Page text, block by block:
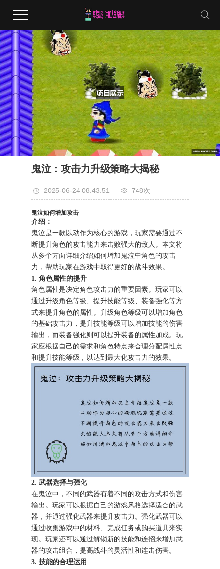
鬼泣：攻击力升级策略大揭秘
2025-06-24 08:43:51 748次
鬼泣如何增加攻击
介绍：
鬼泣是一款以动作为核心的游戏，玩家需要通过不
断提升角色的攻击能力来击败强大的敌人。本文将
从多个方面详细介绍如何增加鬼泣中角色的攻击
力，帮助玩家在游戏中取得更好的战斗效果。
1. 角色属性的提升
角色属性是决定角色攻击力的重要因素。玩家可以
通过升级角色等级、提升技能等级、装备强化等方
式来提升角色的属性。升级角色等级可以增加角色
的基础攻击力，提升技能等级可以增加技能的伤害
输出，而装备强化则可以提升装备的属性加成。玩
家应根据自己的需求和角色特点来合理分配属性点
和提升技能等级，以达到最大化攻击力的效果。
2. 武器选择与强化
在鬼泣中，不同的武器有着不同的攻击方式和伤害
输出。玩家可以根据自己的游戏风格选择适合的武
器，并通过强化武器来提升攻击力。强化武器可以
通过收集游戏中的材料、完成任务或购买道具来实
现。玩家还可以通过解锁新的技能和连招来增加武
器的攻击组合，提高战斗的灵活性和连击伤害。
3. 技能的合理运用